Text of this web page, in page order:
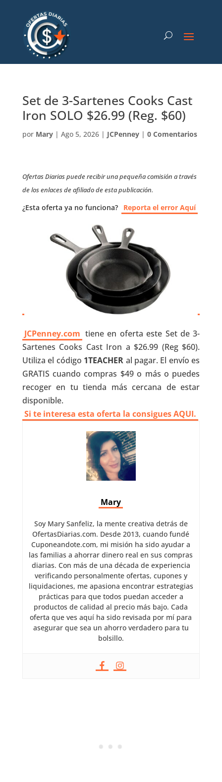
Set de 3-Sartenes Cooks Cast
Iron SOLO $26.99 (Reg. $60)
por Mary| Ago 5, 2026| JCPenney| 0 Comentarios
Ofertas Diarias puede recibir una pequeña comisión a través
de los enlaces de afiliado de esta publicación.
¿Esta oferta ya no funciona? Reporta el error Aquí
JCPenney.com tiene en oferta este Set de 3-
Sartenes Cooks Cast Iron a $26.99 (Reg $60).
Utiliza el código 1TEACHER al pagar. El envío es
GRATIS cuando compras $49 o más o puedes
recoger en tu tienda más cercana de estar
disponible.
Si te interesa esta oferta la consigues AQUI.
Mary
Soy Mary Sanfeliz, la mente creativa detrás de
OfertasDiarias.com. Desde 2013, cuando fundé
Cuponeandote.com, mi misión ha sido ayudar a
las familias a ahorrar dinero real en sus compras
diarias. Con más de una década de experiencia
verificando personalmente ofertas, cupones y
liquidaciones, me apasiona encontrar estrategias
prácticas para que todos puedan acceder a
productos de calidad al precio más bajo. Cada
oferta que ves aquí ha sido revisada por mí para
asegurar que sea un ahorro verdadero para tu
bolsillo.